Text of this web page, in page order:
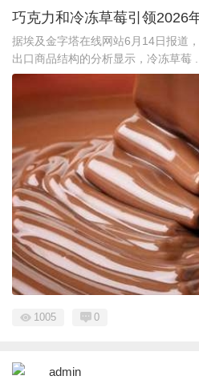
巧克力和冷冻草莓引领2026
据埃及金字塔在线网站6月14日报道
出口商品结构的分析显示，冷冻草莓 ...
1005 0
admin